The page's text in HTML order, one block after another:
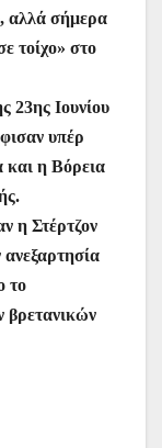
αλλά σήμερα
τοίχο» στο
23ης Ιουνίου
υπέρ
και η Βόρεια
η Στέρτζον
το
βρετανικών